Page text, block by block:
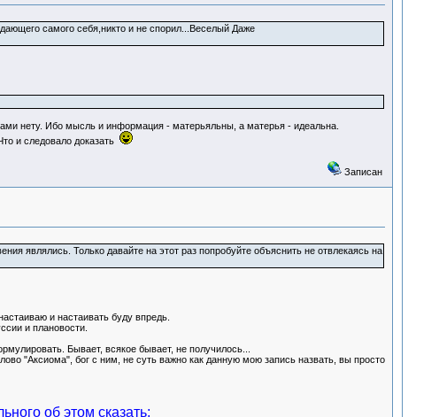
самого себя,никто и не спорил...Веселый Даже
нету. Ибо мысль и информация - матерьяльны, а матерья - идеальна.
и следовало доказать
Записан
являлись. Только давайте на этот раз попробуйте объяснить не отвлекаясь на
и настаивать буду впредь.
и плановости.
Бывает, всякое бывает, не получилось...
"Аксиома", бог с ним, не суть важно как данную мою запись назвать, вы просто
об этом сказать;